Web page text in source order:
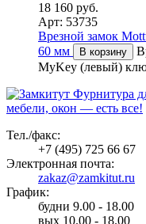
18 160 руб.
Арт: 53735
Врезной замок
60 мм
В корзину
MyKey (левый)
Фурнитура
мебели, окон — есть все!
Тел./факс:
+7 (495) 725 66 67
Электронная почта:
zakaz@zamkitut.ru
График:
будни 9.00 - 18.00
вых 10.00 - 18.00